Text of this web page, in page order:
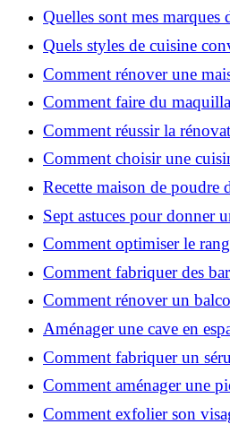
contractant général à Voiron
Quelles sont mes marques
préférées ?
Quels styles de cuisine
appartements du Voironnais
Comment rénover une
habitat sain et performant ?
Comment faire du
utiliserez vraiment ?
Comment réussir la
ville en 2026 ?
Comment choisir une
rénovation en 2026 ?
Recette maison de poudre
Sept astuces pour donner
à votre cuisine
Comment optimiser le
et gagner de la place ?
Comment fabriquer des
de karité ?
Comment rénover un
budget et matériaux ?
Aménager une cave en
essentielles
Comment fabriquer un
l'huile de rose musquée ?
Comment aménager une
efficacement ?
Comment exfolier son